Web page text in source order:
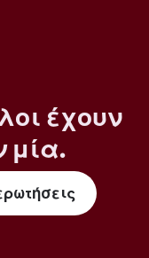
έχουν
μία.